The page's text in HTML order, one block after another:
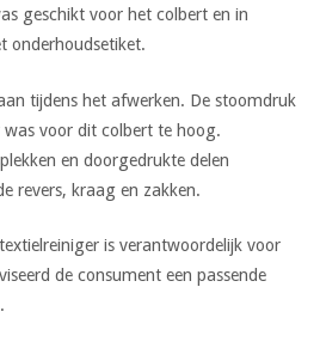
geschikt voor het colbert en in
onderhoudsetiket.
tijdens het afwerken. De stoomdruk
voor dit colbert te hoog.
en doorgedrukte delen
revers, kraag en zakken.
is verantwoordelijk voor
de consument een passende